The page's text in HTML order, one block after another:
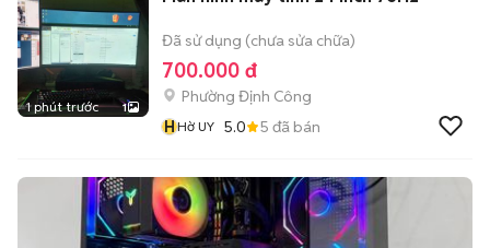
1 phút trước 1
Đã sử dụng (chưa sửa chữa)
700.000 đ
Phường Định Công
HHờ UY 5.0 5 đã bán